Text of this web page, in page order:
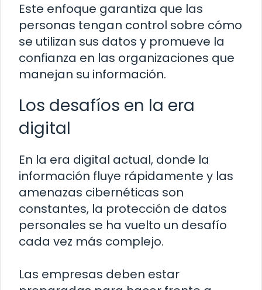
Este enfoque garantiza que las
personas tengan control sobre cómo
se utilizan sus datos y promueve la
confianza en las organizaciones que
manejan su información.
Los desafíos en la era
digital
En la era digital actual, donde la
información fluye rápidamente y las
amenazas cibernéticas son
constantes, la protección de datos
personales se ha vuelto un desafío
cada vez más complejo.
Las empresas deben estar